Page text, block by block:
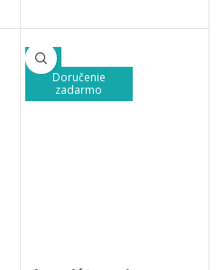
-7%
Doručenie
zadarmo